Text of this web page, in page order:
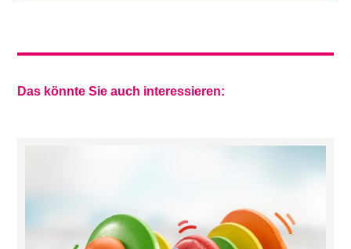
Das könnte Sie auch interessieren: